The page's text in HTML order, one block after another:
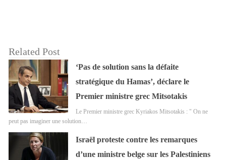
Related Post
‘Pas de solution sans la défaite
stratégique du Hamas’, déclare le
Premier ministre grec Mitsotakis
Le Premier ministre grec Kyriakos Mitsotakis : " On ne
peut pas imaginer une solution…
Israël proteste contre les remarques
d’une ministre belge sur les Palestiniens